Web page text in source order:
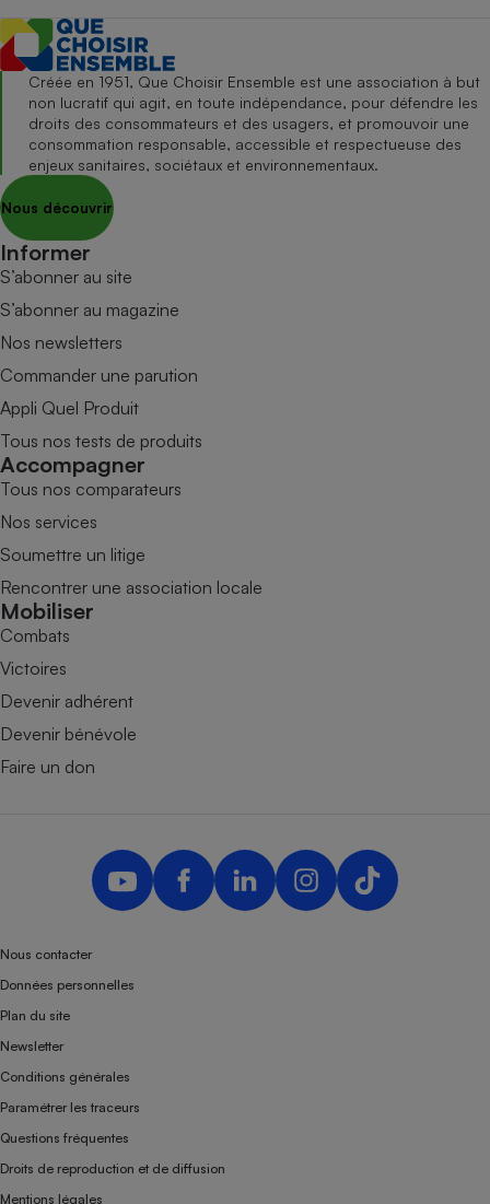
Créée en 1951, Que Choisir Ensemble est une association à but
non lucratif qui agit, en toute indépendance, pour défendre les
droits des consommateurs et des usagers, et promouvoir une
consommation responsable, accessible et respectueuse des
enjeux sanitaires, sociétaux et environnementaux.
Nous découvrir
Informer
S’abonner au site
S’abonner au magazine
Nos newsletters
Commander une parution
Appli Quel Produit
Tous nos tests de produits
Accompagner
Tous nos comparateurs
Nos services
Soumettre un litige
Rencontrer une association locale
Mobiliser
Combats
Victoires
Devenir adhérent
Devenir bénévole
Faire un don
Nous contacter
Données personnelles
Plan du site
Newsletter
Conditions générales
Paramétrer les traceurs
Questions fréquentes
Droits de reproduction et de diffusion
Mentions légales